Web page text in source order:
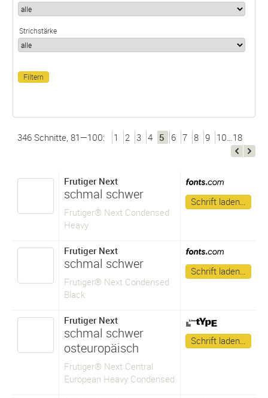
Strichstärke
346 Schnitte, 81—100: 1 2 3 4 5 6 7 8 9 10…18
Frutiger Next
schmal schwer
Frutiger® Next Condensed
Heavy
Schrift laden…
Frutiger Next
schmal schwer
Frutiger® Next Condensed
Black
Schrift laden…
Frutiger Next
schmal schwer
osteuropäisch
Frutiger® Next Central
European Heavy Condensed
Schrift laden…